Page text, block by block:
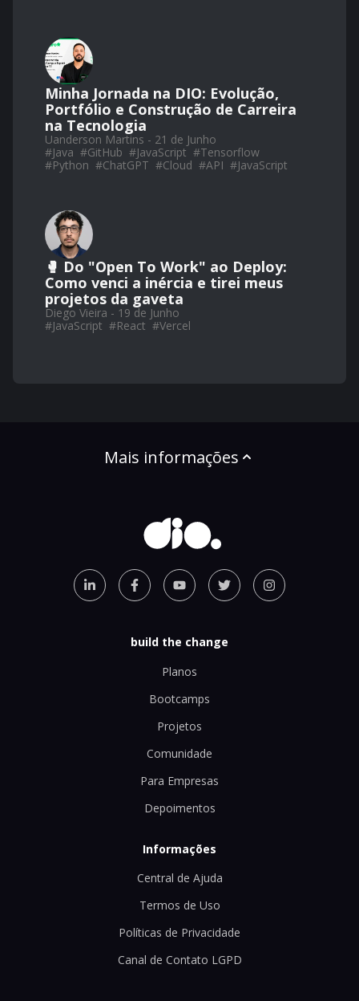
Minha Jornada na DIO: Evolução,
Portfólio e Construção de Carreira
na Tecnologia
Uanderson Martins - 21 de Junho
#Java #GitHub #JavaScript #Tensorflow
#Python #ChatGPT #Cloud #API #JavaScript
🥊 Do "Open To Work" ao Deploy:
Como venci a inércia e tirei meus
projetos da gaveta
Diego Vieira - 19 de Junho
#JavaScript #React #Vercel
Mais informações
build the change
Planos
Bootcamps
Projetos
Comunidade
Para Empresas
Depoimentos
Informações
Central de Ajuda
Termos de Uso
Políticas de Privacidade
Canal de Contato LGPD